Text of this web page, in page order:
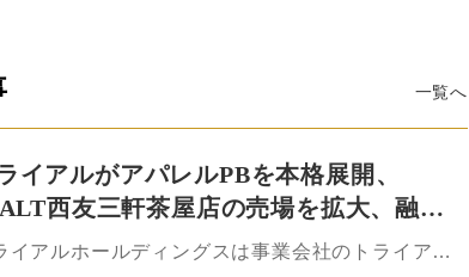
一覧へ
イアルがアパレルPBを本格展開、
西友三軒茶屋店の売場を拡大、融合
店と西友40店にも商品導入へ
イアルホールディングスは事業会社のトライアル